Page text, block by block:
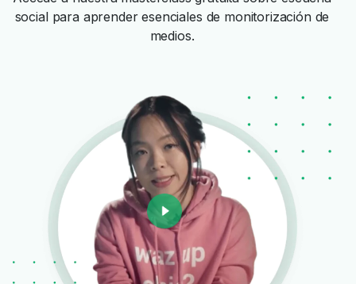
social para aprender esenciales de monitorización de
medios.